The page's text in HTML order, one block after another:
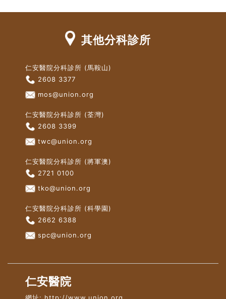
其他分科診所
仁安醫院分科診所 (馬鞍山)
2608 3377
mos@union.org
仁安醫院分科診所 (荃灣)
2608 3399
twc@union.org
仁安醫院分科診所 (將軍澳)
2721 0100
tko@union.org
仁安醫院分科診所 (科學園)
2662 6388
spc@union.org
仁安醫院